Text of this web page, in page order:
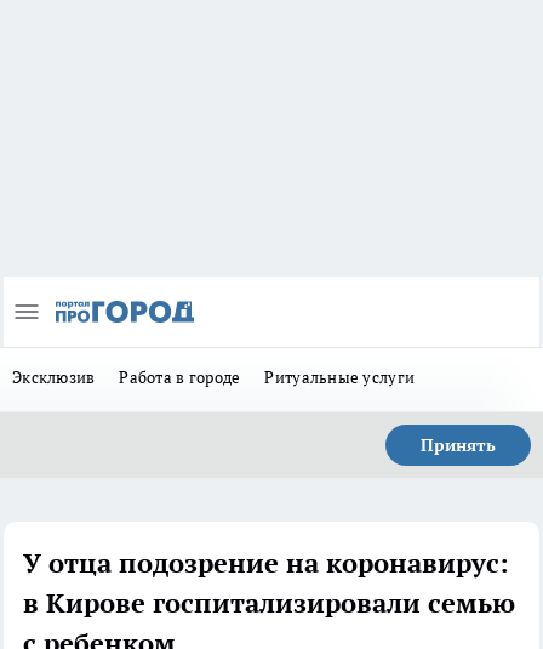
Эксклюзив Работа в городе Ритуальные услуги
Принять
У отца подозрение на коронавирус:
в Кирове госпитализировали семью